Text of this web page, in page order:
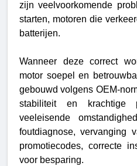
zijn veelvoorkomende
starten, motoren die
batterijen.
Wanneer deze correct
motor soepel en
gebouwd volgens OEM-
stabiliteit en krachtige
veeleisende
foutdiagnose, vervanging
promotiecodes, correcte
voor besparing.